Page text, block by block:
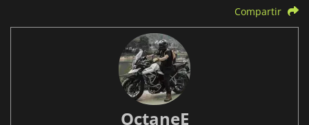
Compartir
OctaneE